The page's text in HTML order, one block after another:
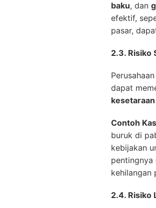
baku, dan
efektif,
pasar,
2.3. Risiko
dapat
Contoh
buruk di
kebijakan
pentingnya
kehilangan
2.4. Risiko